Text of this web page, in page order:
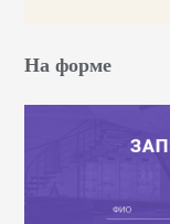
На форме